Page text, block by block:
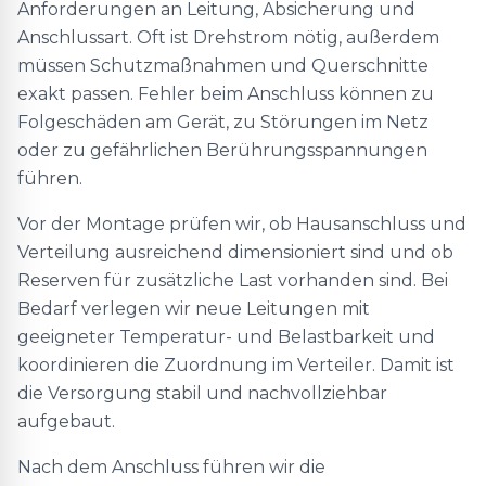
Anforderungen an Leitung, Absicherung und
Anschlussart. Oft ist Drehstrom nötig, außerdem
müssen Schutzmaßnahmen und Querschnitte
exakt passen. Fehler beim Anschluss können zu
Folgeschäden am Gerät, zu Störungen im Netz
oder zu gefährlichen Berührungsspannungen
führen.
Vor der Montage prüfen wir, ob Hausanschluss und
Verteilung ausreichend dimensioniert sind und ob
Reserven für zusätzliche Last vorhanden sind. Bei
Bedarf verlegen wir neue Leitungen mit
geeigneter Temperatur- und Belastbarkeit und
koordinieren die Zuordnung im Verteiler. Damit ist
die Versorgung stabil und nachvollziehbar
aufgebaut.
Nach dem Anschluss führen wir die